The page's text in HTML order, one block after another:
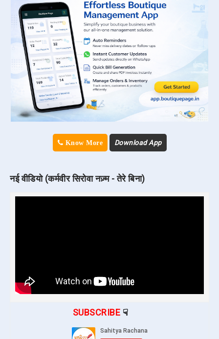
Know More Download App
नई वीडियो (कर्मवीर सिरोवा नज़्म - तेरे बिना)
SUBSCRIBE